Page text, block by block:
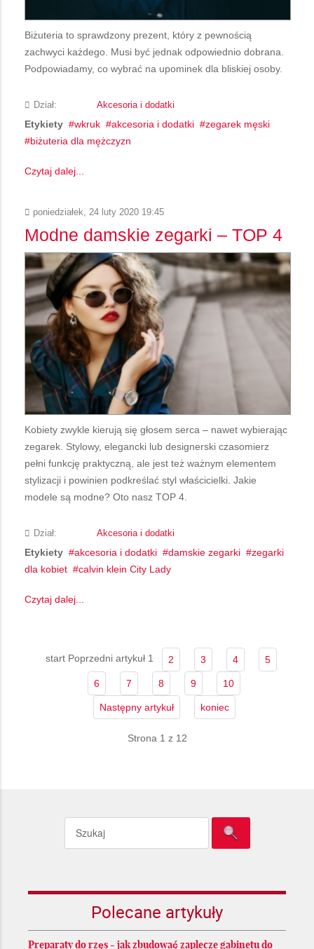
Biżuteria to sprawdzony prezent, który z pewnością
zachwyci każdego. Musi być jednak odpowiednio dobrana.
Podpowiadamy, co wybrać na upominek dla bliskiej osoby.
Dział: Akcesoria i dodatki
Etykiety wkruk akcesoria i dodatki
zegarek męski
biżuteria dla mężczyzn
Czytaj dalej...
poniedziałek, 24 luty 2020 19:45
Modne damskie zegarki – TOP 4
Kobiety zwykle kierują się głosem serca – nawet wybierając
zegarek. Stylowy, elegancki lub designerski czasomierz
pełni funkcję praktyczną, ale jest też ważnym elementem
stylizacji i powinien podkreślać styl właścicielki. Jakie
modele są modne? Oto nasz TOP 4.
Dział: Akcesoria i dodatki
Etykiety akcesoria i dodatki damskie zegarki
zegarki
dla kobiet
calvin klein City Lady
Czytaj dalej...
start Poprzedni artykuł 1 2 3 4 5
6 7 8 9 10
Następny artykuł koniec
Strona 1 z 12
Polecane artykuły
Preparaty do rzęs - jak zbudować zaplecze gabinetu do